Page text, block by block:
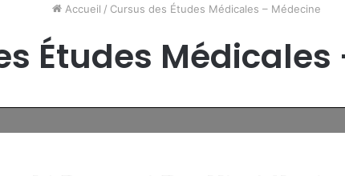
Accueil / Cursus des Études Médicales – Médecine
Études Médicales